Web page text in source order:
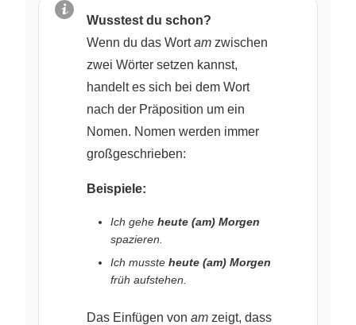
Wusstest du schon?
Wenn du das Wortam zwischen
zwei Wörter setzen kannst,
handelt es sich bei dem Wort
nach der Präposition um ein
Nomen. Nomen werden immer
großgeschrieben:
Beispiele:
Ich gehe heute (am) Morgen
spazieren.
Ich musste heute (am) Morgen
früh aufstehen.
Das Einfügen von am zeigt, dass